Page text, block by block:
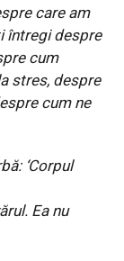
care am
întregi despre
cum
stres, despre
cum ne
Corpul
Ea nu